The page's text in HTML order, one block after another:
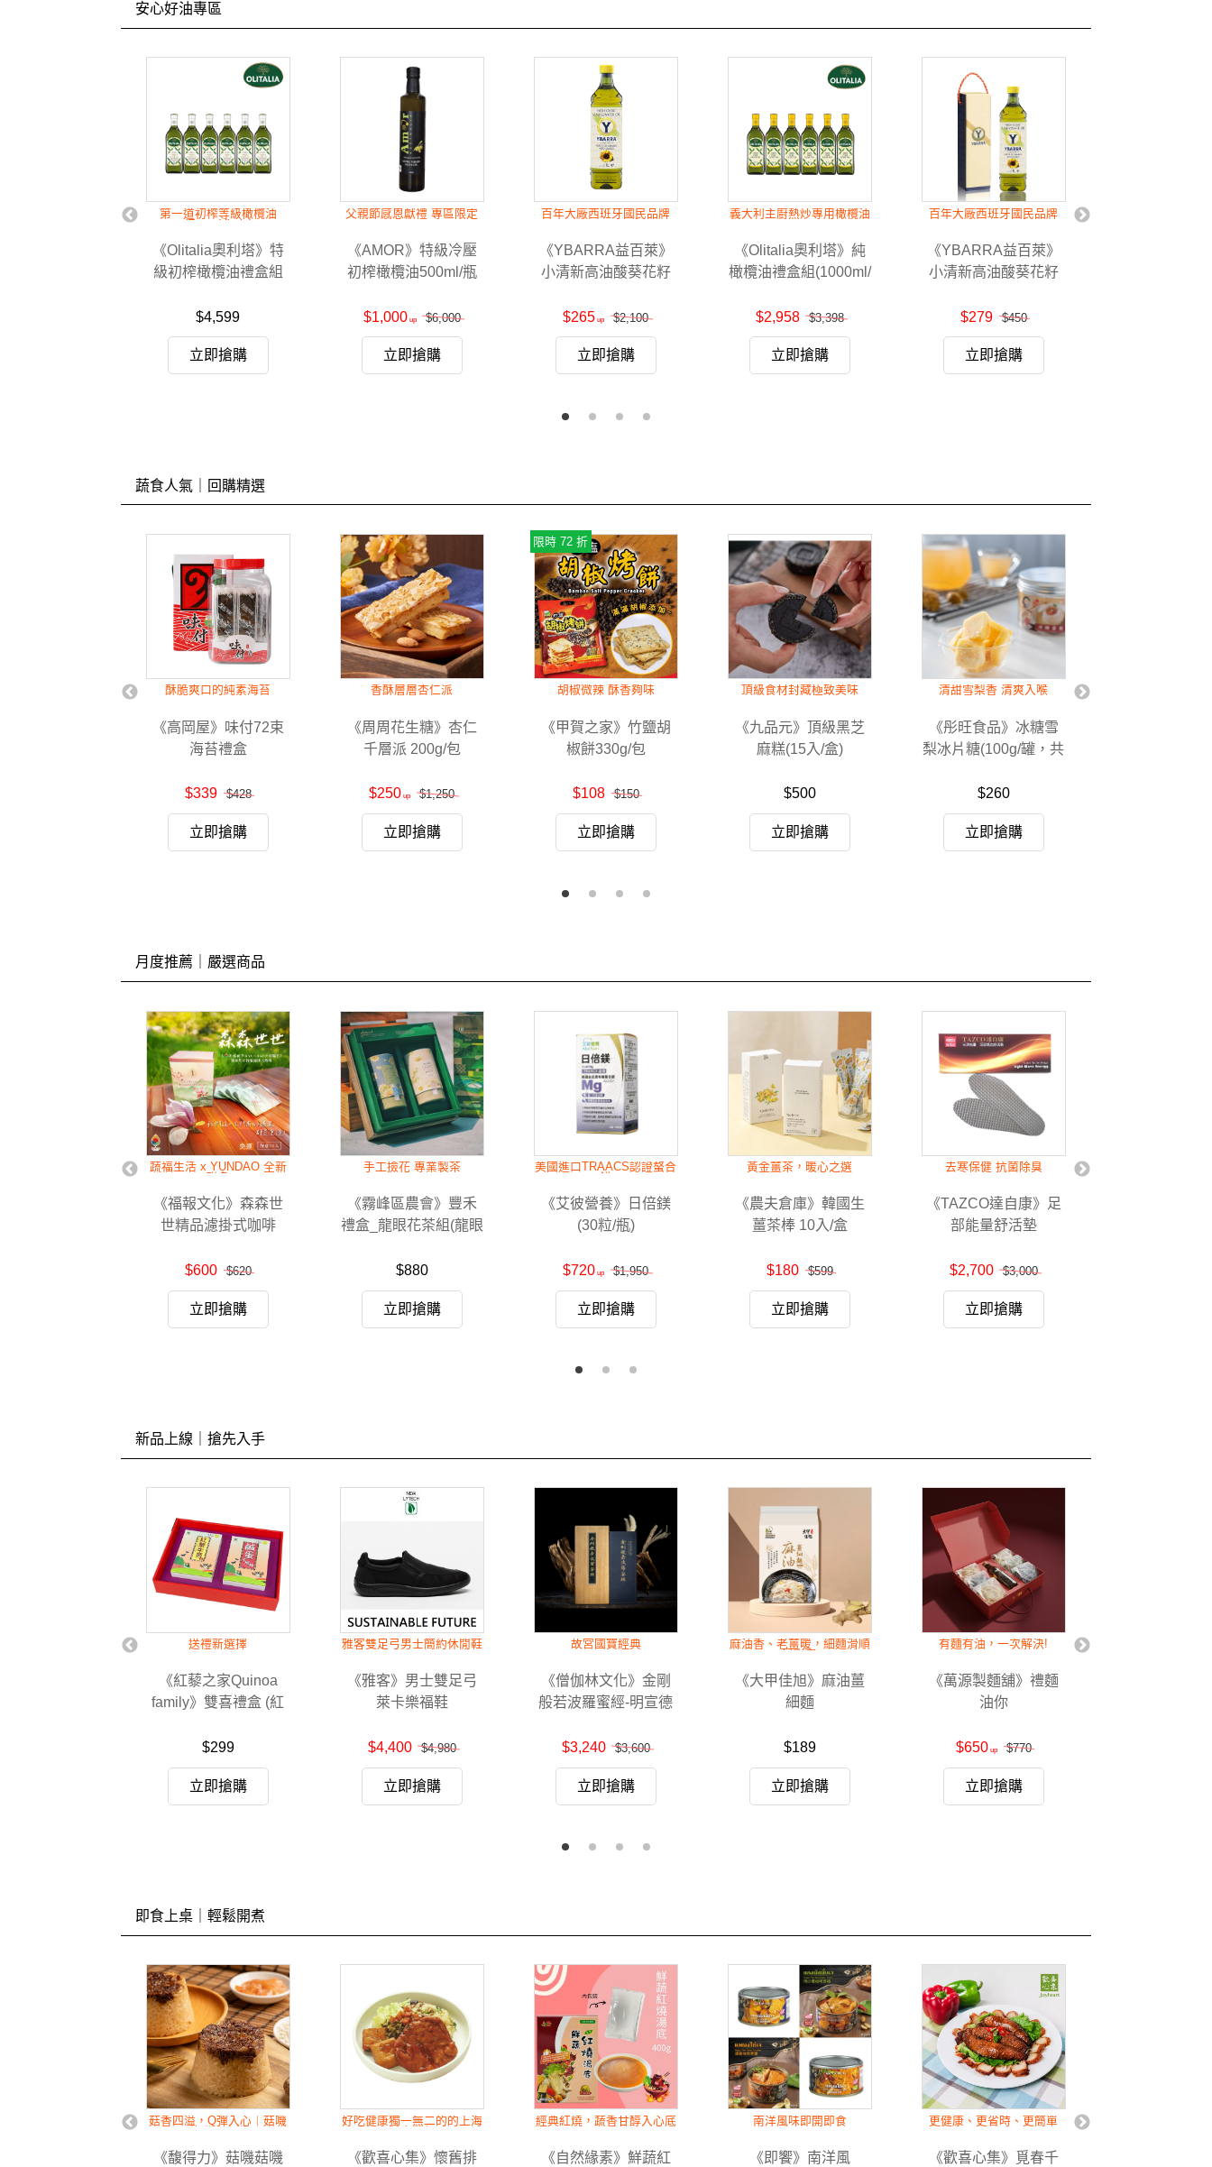
安心好油專區
第一道初榨等級橄欖油
(Extra Virgin)
《Olitalia奧利塔》特
級初榨橄欖油禮盒組
$4,599
立即搶購
父親節感恩獻禮 專區限定
《AMOR》特級冷壓
初榨橄欖油500ml/瓶
$1,000 $6,000
立即搶購
百年大廠西班牙國民品牌
《YBARRA益百萊》
小清新高油酸葵花籽
$265
$2,100
立即搶購
義大利主廚熱炒專用橄欖油
《Olitalia奧利塔》純
橄欖油禮盒組(1000ml/
$2,958
$3,398
立即搶購
百年大廠西班牙國民品牌
《YBARRA益百萊》
小清新高油酸葵花籽
$279
$450
立即搶購
蔬食人氣｜回購精選
酥脆爽口的純素海苔
《高岡屋》味付72束
海苔禮盒
$339 $428
立即搶購
香酥層層杏仁派
《周周花生糖》杏仁
千層派 200g/包
$250 $1,250
立即搶購
限時 72 折
胡椒微辣 酥香夠味
《甲賀之家》竹鹽胡
椒餅330g/包
$108 $150
立即搶購
頂級食材封藏極致美味
《九品元》頂級黑芝
麻糕(15入/盒)
$500
立即搶購
清甜雪梨香 清爽入喉
《彤旺食品》冰糖雪
梨冰片糖(100g/罐，共
$260
立即搶購
月度推薦｜嚴選商品
蔬福生活 x YUNDAO 全新
聯名
《福報文化》森森世
世精品濾掛式咖啡
$600 $620
立即搶購
手工撿花 專業製茶
《霧峰區農會》豐禾
禮盒_龍眼花茶組(龍眼
眼花茶6克12入)-免運
$880
立即搶購
美國進口TRAACS認證螯合
鎂
《艾彼營養》日倍鎂
(30粒/瓶)
$720 $1,950
立即搶購
黃金薑茶，暖心之選
《農夫倉庫》韓國生
薑茶棒 10入/盒
$180 $599
立即搶購
去寒保健 抗菌除臭
《TAZCO達自康》足
部能量舒活墊
$2,700 $3,000
立即搶購
新品上線｜搶先入手
送禮新選擇
《紅藜之家Quinoa
family》雙喜禮盒 (紅
$299
立即搶購
雅客雙足弓男士簡約休閒鞋
《雅客》男士雙足弓
萊卡樂福鞋
$4,400 $4,980
立即搶購
故宮國寶經典
《僧伽林文化》金剛
般若波羅蜜經-明宣德
$3,240
$3,600
立即搶購
麻油香、老薑暖，細麵滑順
最對胃
《大甲佳旭》麻油薑
細麵
$189
立即搶購
有麵有油，一次解決!
《萬源製麵舖》禮麵
油你
$650 $770
立即搶購
即食上桌｜輕鬆開煮
菇香四溢，Q彈入心｜菇嘰
菇嘰素米糕
《馥得力》菇嘰菇嘰
好吃健康獨一無二的的上海
蔬食菜飯
《歡喜心集》懷舊排
經典紅燒，蔬香甘醇入心底
《自然緣素》鮮蔬紅
南洋風味即開即食
《即饗》南洋風
更健康、更省時、更簡單
《歡喜心集》覓春千